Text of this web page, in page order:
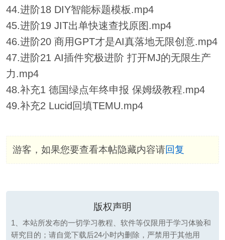
44.进阶18 DIY智能标题模板.mp4
45.进阶19 JIT出单快速查找原图.mp4
46.进阶20 商用GPT才是AI真落地无限创意.mp4
47.进阶21 AI插件究极进阶 打开MJ的无限生产
力.mp4
48.补充1 德国绿点年终申报 保姆级教程.mp4
49.补充2 Lucid回填TEMU.mp4
游客，如果您要查看本帖隐藏内容请回复
版权声明
1、本站所发布的一切学习教程、软件等仅限用于学习体验和
研究目的；请自觉下载后24小时内删除，严禁用于其他用